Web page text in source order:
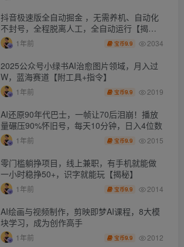
抖音极速版全自动掘金 ，无需养机、自动化
不封号，全程脱离人工，全自动运行【揭
秘】 1年前 宝币9.9 2034
2025公众号小绿书AI治愈图片领域，月入过
W，蓝海赛道【附工具+指令】
1年前 宝币9.9 2019
AI还原90年代巴士，一帧让70后泪崩！播放
量碾压90%怀旧号，每天10分钟，日入4位数
1年前 宝币9.9 2015
零门槛躺挣项目，线上兼职，有手机就能做
一小时稳挣50+，识字就能玩【揭秘】
1年前 宝币9.9 2014
AI绘画与视频制作，剪映即梦AI课程，8大模
块学习，成为创作高手
1年前 宝币9.9 2012